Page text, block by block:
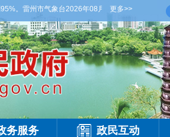
。雷州市气象台2026年08月07日傍晚发布 【雷
更多>>
务服务 政民互动